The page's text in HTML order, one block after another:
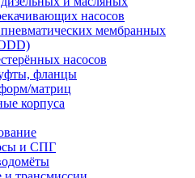
насосов
мембранных
насосов
фланцы
матриц
корпуса
и СПГ